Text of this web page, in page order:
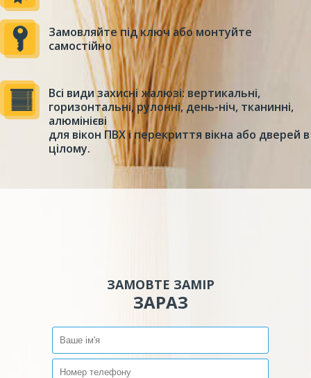
Замовляйте під ключ або монтуйте
самостійно
Всі види захисні жалюзі: вертикальні,
горизонтальні, рулонні, день-ніч, тканинні,
алюмінієві
для вікон ПВХ і перекриття вікна або дверей в
цілому.
ЗАМОВТЕ ЗАМІР
ЗАРАЗ